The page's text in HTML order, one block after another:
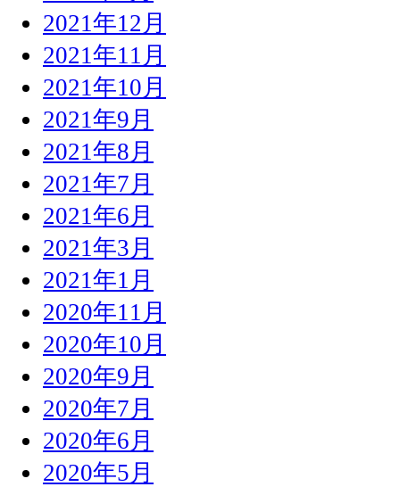
2021年12月
2021年11月
2021年10月
2021年9月
2021年8月
2021年7月
2021年6月
2021年3月
2021年1月
2020年11月
2020年10月
2020年9月
2020年7月
2020年6月
2020年5月